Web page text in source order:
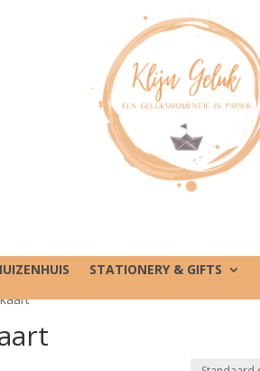
STATIONERY & GIFTS